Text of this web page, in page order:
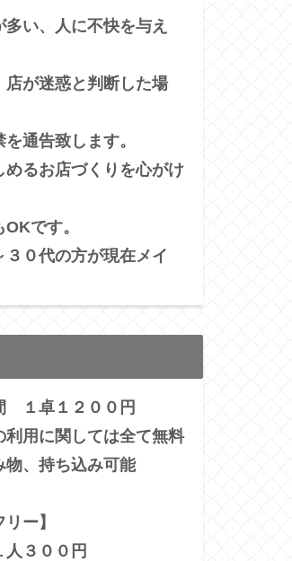
い、
人に不快を与え
店が迷惑と判断した場
通告致します。
めるお店づくりを心がけ
です。
３０代の方が現在メイ
１卓１２００円
利用に関しては全て無料
物、持ち込み可能
ー】
３００円